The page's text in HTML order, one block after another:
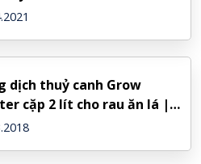
(Rạng Đông)
dịch thuỷ canh Grow
cặp 2 lít cho rau ăn lá |
cặp tặng bút đo TDS